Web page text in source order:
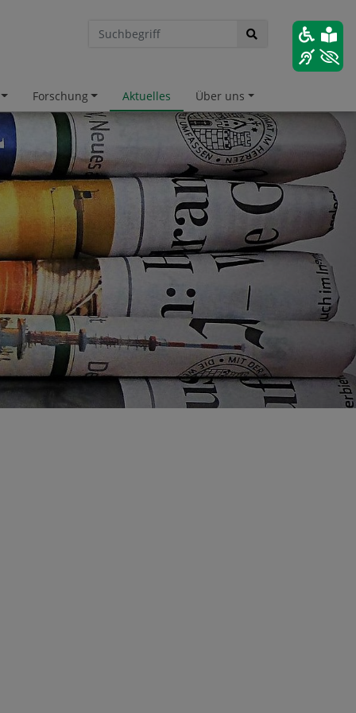
Göttingen
TU Clausthal
der TU Clausthal
der TU Clausthal
Forschung Aktuelles Über uns